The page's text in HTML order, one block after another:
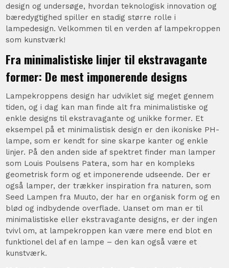
design og undersøge, hvordan teknologisk innovation og
bæredygtighed spiller en stadig større rolle i
lampedesign. Velkommen til en verden af lampekroppen
som kunstværk!
Fra minimalistiske linjer til ekstravagante
former: De mest imponerende designs
Lampekroppens design har udviklet sig meget gennem
tiden, og i dag kan man finde alt fra minimalistiske og
enkle designs til ekstravagante og unikke former. Et
eksempel på et minimalistisk design er den ikoniske PH-
lampe, som er kendt for sine skarpe kanter og enkle
linjer. På den anden side af spektret finder man lamper
som Louis Poulsens Patera, som har en kompleks
geometrisk form og et imponerende udseende. Der er
også lamper, der trækker inspiration fra naturen, som
Seed Lampen fra Muuto, der har en organisk form og en
blød og indbydende overflade. Uanset om man er til
minimalistiske eller ekstravagante designs, er der ingen
tvivl om, at lampekroppen kan være mere end blot en
funktionel del af en lampe – den kan også være et
kunstværk.